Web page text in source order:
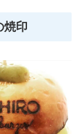
焼印